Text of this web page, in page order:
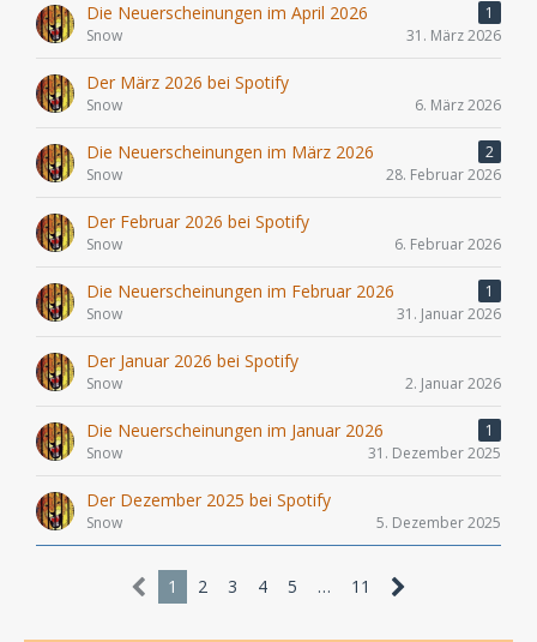
Die Neuerscheinungen im April 2026
1
Snow
31. März 2026
Der März 2026 bei Spotify
Snow 6. März 2026
Die Neuerscheinungen im März 2026
2
Snow
28. Februar 2026
Der Februar 2026 bei Spotify
Snow 6. Februar 2026
Die Neuerscheinungen im Februar 2026
1
Snow
31. Januar 2026
Der Januar 2026 bei Spotify
Snow 2. Januar 2026
Die Neuerscheinungen im Januar 2026
1
Snow
31. Dezember 2025
Der Dezember 2025 bei Spotify
Snow 5. Dezember 2025
1 2 3 4 5 … 11